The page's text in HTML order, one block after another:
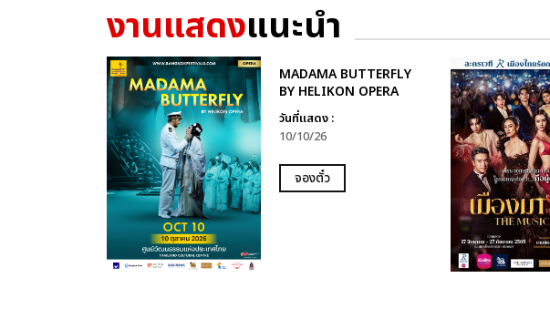
งานแสดงแนะนำ
MADAMA BUTTERFLY
BY HELIKON OPERA
วันที่แสดง :
10/10/26
จองตั๋ว